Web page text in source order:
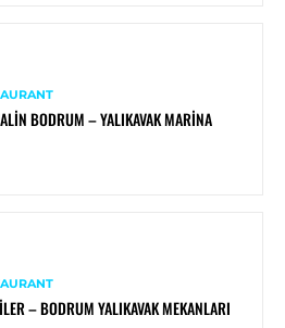
BODRUM – YALIKAVAK MARINA
– BODRUM YALIKAVAK MEKANLARI